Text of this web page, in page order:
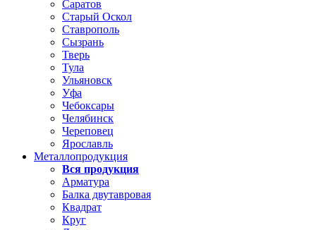
Саратов
Старый Оскол
Ставрополь
Сызрань
Тверь
Тула
Ульяновск
Уфа
Чебоксары
Челябинск
Череповец
Ярославль
Металлопродукция
Вся продукция
Арматура
Балка двутавровая
Квадрат
Круг